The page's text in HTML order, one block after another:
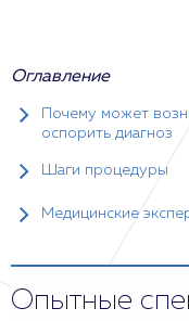
Оглавление
Почему может
оспорить диагноз
Шаги процедуры
Медицинские
Опытные